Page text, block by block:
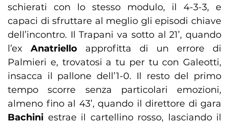
schierati con lo stesso modulo, il 4-3-3, e
capaci di sfruttare al meglio gli episodi chiave
dell’incontro. Il Trapani va sotto al 21’, quando
l’ex Anatriello approfitta di un errore di
Palmieri e, trovatosi a tu per tu con Galeotti,
insacca il pallone dell’1-0. Il resto del primo
tempo scorre senza particolari emozioni,
almeno fino al 43’, quando il direttore di gara
Bachini estrae il cartellino rosso, lasciando il